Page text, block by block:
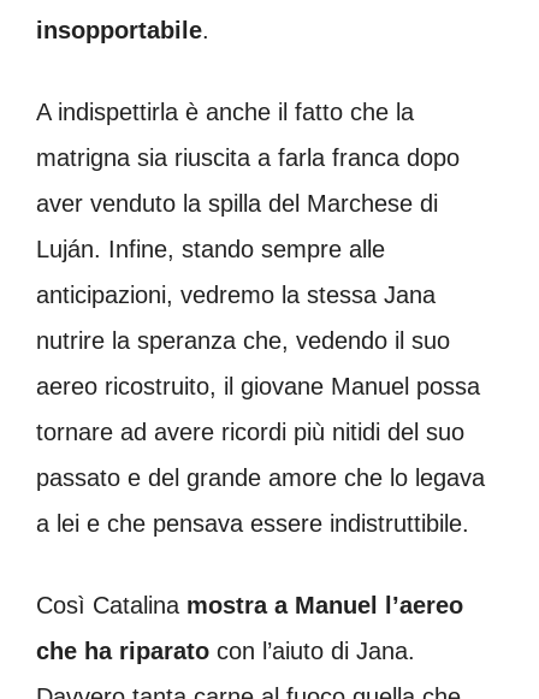
insopportabile.
A indispettirla è anche il fatto che la
matrigna sia riuscita a farla franca dopo
aver venduto la spilla del Marchese di
Luján. Infine, stando sempre alle
anticipazioni, vedremo la stessa Jana
nutrire la speranza che, vedendo il suo
aereo ricostruito, il giovane Manuel possa
tornare ad avere ricordi più nitidi del suo
passato e del grande amore che lo legava
a lei e che pensava essere indistruttibile.
Così Catalina mostra a Manuel l’aereo
che ha riparato con l’aiuto di Jana.